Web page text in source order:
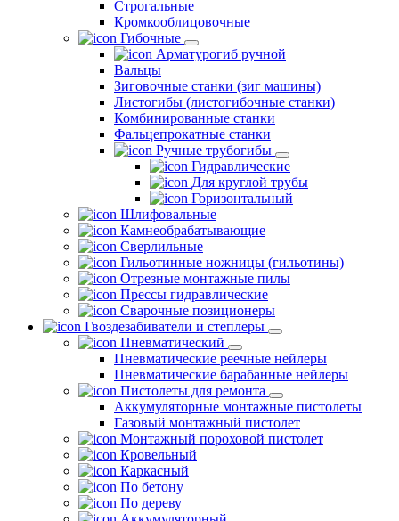
Строгальные
Кромкооблицовочные
Гибочные
Арматурогиб ручной
Вальцы
Зиговочные станки (зиг машины)
Листогибы (листогибочные станки)
Комбинированные станки
Фальцепрокатные станки
Ручные трубогибы
Гидравлические
Для круглой трубы
Горизонтальный
Шлифовальные
Камнеобрабатывающие
Сверлильные
Гильотинные ножницы (гильотины)
Отрезные монтажные пилы
Прессы гидравлические
Сварочные позиционеры
Гвоздезабиватели и степлеры
Пневматический
Пневматические реечные нейлеры
Пневматические барабанные нейлеры
Пистолеты для ремонта
Аккумуляторные монтажные пистолеты
Газовый монтажный пистолет
Монтажный пороховой пистолет
Кровельный
Каркасный
По бетону
По дереву